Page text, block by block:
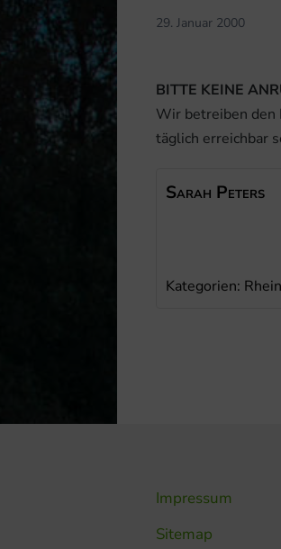
29. Januar 2000
BITTE KEINE
Wir betreiben den
täglich erreichbar
Sarah Peters
Kategorien:
Impressum
Sitemap